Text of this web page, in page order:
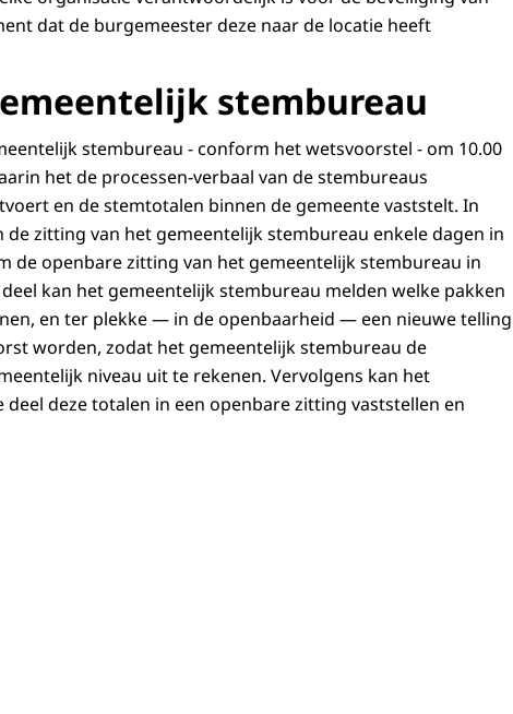
dat de burgemeester deze naar de locatie heeft
stembureau
stembureau - conform het wetsvoorstel - om 10.00
het de processen-verbaal van de stembureaus
en de stemtotalen binnen de gemeente vaststelt. In
zitting van het gemeentelijk stembureau enkele dagen in
de openbare zitting van het gemeentelijk stembureau in
kan het gemeentelijk stembureau melden welke pakken
en ter plekke — in de openbaarheid — een nieuwe telling
worden, zodat het gemeentelijk stembureau de
niveau uit te rekenen. Vervolgens kan het
deze totalen in een openbare zitting vaststellen en